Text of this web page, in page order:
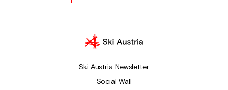
Ski Austria Newsletter
Social Wall